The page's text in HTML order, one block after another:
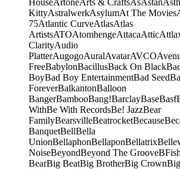
HouseArtoneArts & CraftsAsAstan
KittyAstralwerkAsylumAt The Movies
75Atlantic CurveAtlasAtlas
ArtistsATOAtomhengeAttacaAttic
ClarityAudio
PlatterAugogoAuralAvatarAVCO
FreeBabylonBacillusBack On Black
BoyBad Boy EntertainmentBad Seed
ForeverBalkantonBalloon
BangerBambooBang!BarclayBaseBasf
WithBe With RecordsBe! JazzBear
FamilyBearsvilleBeatrocketBecause
BanquetBellBella
UnionBellaphonBellaponBellatrix
NoiseBeyondBeyond The GrooveBFish
BearBig BeatBig BrotherBig CrownBig